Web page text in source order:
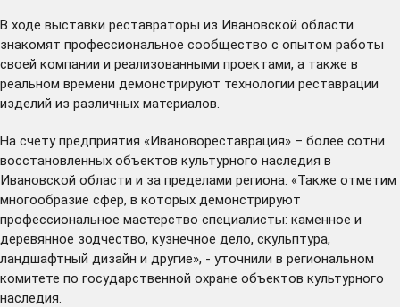
В ходе выставки реставраторы из Ивановской области
знакомят профессиональное сообщество с опытом работы
своей компании и реализованными проектами, а также в
реальном времени демонстрируют технологии реставрации
изделий из различных материалов.
На счету предприятия «Ивановореставрация» – более сотни
восстановленных объектов культурного наследия в
Ивановской области и за пределами региона. «Также отметим
многообразие сфер, в которых демонстрируют
профессиональное мастерство специалисты: каменное и
деревянное зодчество, кузнечное дело, скульптура,
ландшафтный дизайн и другие», - уточнили в региональном
комитете по государственной охране объектов культурного
наследия.